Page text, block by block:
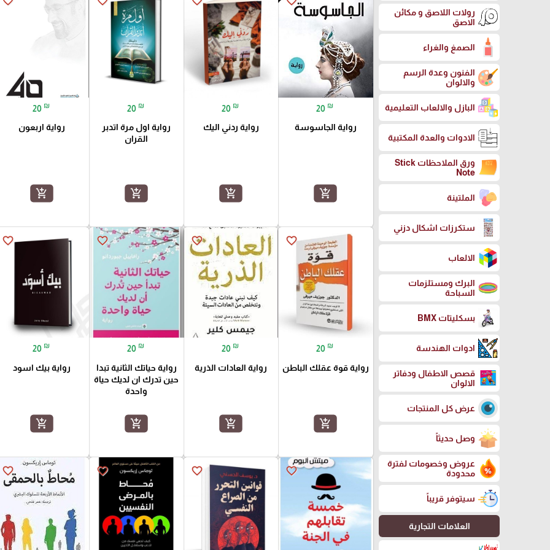
رولات اللاصق و مكائن
الاصق
الصمغ والغراء
الفنون وعدة الرسم
والالوان
البازل والالعاب التعليمية
الادوات والعدة المكتبية
ورق الملاحظات Stick
Note
الملتينة
ستكرزات اشكال دزني
الالعاب
البرك ومستلزمات
السباحة
بسكليتات BMX
ادوات الهندسة
قصص الاطفال ودفاتر
الالوان
عرض كل المنتجات
وصل حديثاً
عروض وخصومات لفترة
محدودة
سيتوفر قريباً
العلامات التجارية
20 ₪
رواية الجاسوسة
add_shopping_cart
20 ₪
رواية ردني اليك
add_shopping_cart
20 ₪
رواية اول مرة اتدبر
القران
add_shopping_cart
20 ₪
رواية اربعون
add_shopping_cart
favorite_border
20 ₪
رواية قوة عقلك الباطن
add_shopping_cart
favorite_border
20 ₪
رواية العادات الذرية
add_shopping_cart
favorite_border
20 ₪
رواية حياتك الثانية تبدا
حين تدرك ان لديك حياة
واحدة
add_shopping_cart
favorite_border
20 ₪
رواية بيك اسود
add_shopping_cart
favorite_border
favorite_border
favorite_border
favorite_border